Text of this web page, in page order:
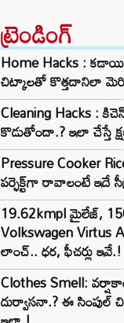
ట్రెండింగ్‌
Home Hacks :
చిట్కాలతో కొత్తదానిలా
Cleaning Hacks :
కొడుతోందా.? ఇలా చేస్తే
Pressure Cooker
పర్ఫెక్ట్‌గా రావాలంటే ఇదే
19.62kmpl మైలేజ్,
Volkswagen Virtus
లాంచ్.. ధర, ఫీచర్లు ఇవే.!
Clothes Smell:
దుర్వాసనా.? ఈ సింపుల్